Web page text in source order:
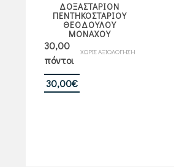
ΔΟΞΑΣΤΑΡΙΟΝ
ΠΕΝΤΗΚΟΣΤΑΡΙΟΥ
ΘΕΟΔΟΥΛΟΥ
ΜΟΝΑΧΟΥ
ΧΩΡΙΣ ΑΞΙΟΛΟΓΗΣΗ
30,00
πόντοι
30,00€